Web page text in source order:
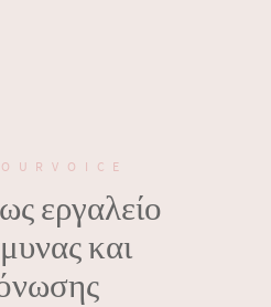
εργαλείο
και